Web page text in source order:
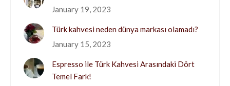
January 19, 2023
Türk kahvesi neden dünya markası olamadı?
January 15, 2023
Espresso ile Türk Kahvesi Arasındaki Dört
Temel Fark!